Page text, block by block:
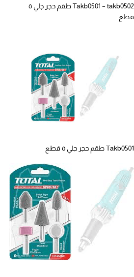
Takb0501 – takb0502 طقم حجر جلي ٥
قطع
Takb0501 طقم حجر جلي ٥ قطع